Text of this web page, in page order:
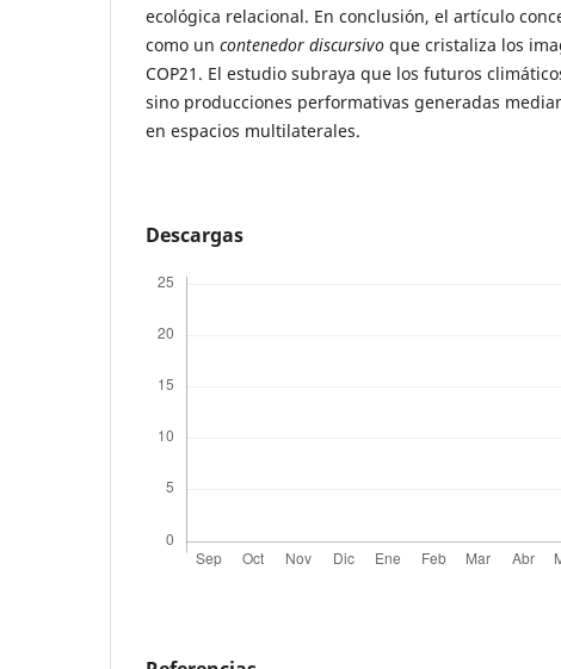
ecológica relacional. En conclusión, el artículo
como un contenedor discursivo que cristaliza los
COP21. El estudio subraya que los futuros
sino producciones performativas generadas
en espacios multilaterales.
Descargas